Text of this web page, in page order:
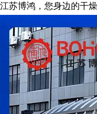
江苏博鸿，您身边的干燥